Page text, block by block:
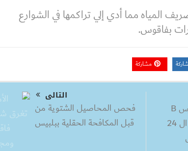
المياه مما أدي إلي تراكمها في الشوارع
بفاقوس.
مشاركة
توافر تطعيم ضد فيرس B
لحديثى الولادة خلال ال 24
التالى
فحص المحاصيل الشتوية من
قبل المكافحة الحقلية ببلبيس